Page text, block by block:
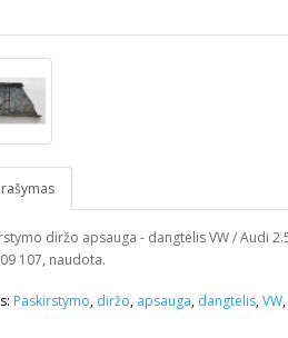
diržo apsauga - dangtelis VW / Audi
107, naudota.
Paskirstymo, diržo, apsauga, dangtelis,VW,